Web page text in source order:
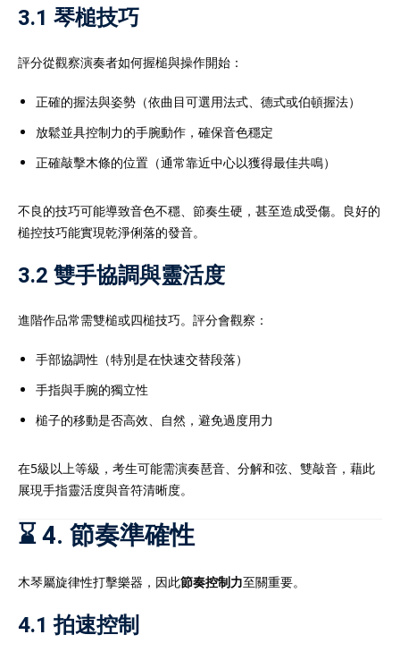
3.1 琴槌技巧
評分從觀察演奏者如何握槌與操作開始：
正確的握法與姿勢（依曲目可選用法式、德式或伯頓握法）
放鬆並具控制力的手腕動作，確保音色穩定
正確敲擊木條的位置（通常靠近中心以獲得最佳共鳴）
不良的技巧可能導致音色不穩、節奏生硬，甚至造成受傷。良好的
槌控技巧能實現乾淨俐落的發音。
3.2 雙手協調與靈活度
進階作品常需雙槌或四槌技巧。評分會觀察：
手部協調性（特別是在快速交替段落）
手指與手腕的獨立性
槌子的移動是否高效、自然，避免過度用力
在5級以上等級，考生可能需演奏琶音、分解和弦、雙敲音，藉此
展現手指靈活度與音符清晰度。
⌛ 4. 節奏準確性
木琴屬旋律性打擊樂器，因此節奏控制力至關重要。
4.1 拍速控制